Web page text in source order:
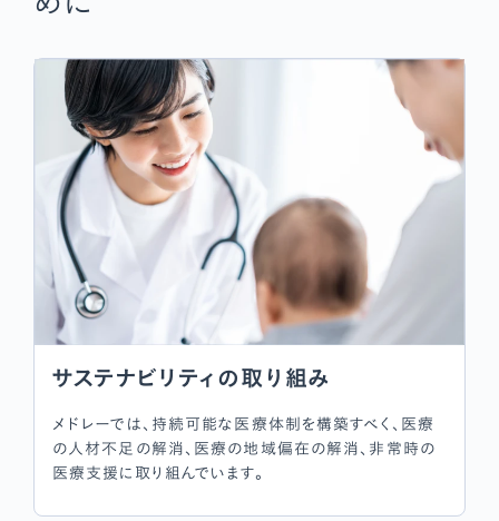
サステナビリティの取り組み
メドレーでは、持続可能な医療体制を構築すべく、医療
の人材不足の解消、医療の地域偏在の解消、非常時の
医療支援に取り組んでいます。